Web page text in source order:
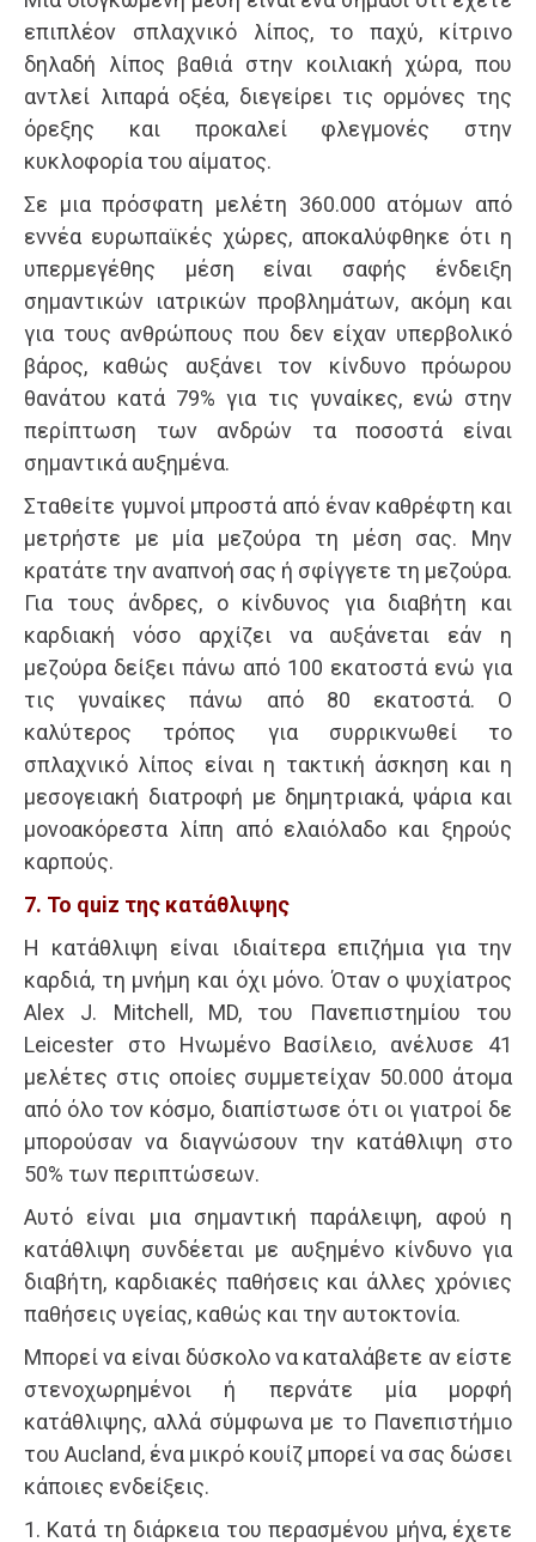
επιπλέον σπλαχνικό λίπος, το παχύ, κίτρινο
δηλαδή λίπος βαθιά στην κοιλιακή χώρα, που
αντλεί λιπαρά οξέα, διεγείρει τις ορμόνες της
όρεξης και προκαλεί φλεγμονές στην
κυκλοφορία του αίματος.
Σε μια πρόσφατη μελέτη 360.000 ατόμων από
εννέα ευρωπαϊκές χώρες, αποκαλύφθηκε ότι η
υπερμεγέθης μέση είναι σαφής ένδειξη
σημαντικών ιατρικών προβλημάτων, ακόμη και
για τους ανθρώπους που δεν είχαν υπερβολικό
βάρος, καθώς αυξάνει τον κίνδυνο πρόωρου
θανάτου κατά 79% για τις γυναίκες, ενώ στην
περίπτωση των ανδρών τα ποσοστά είναι
σημαντικά αυξημένα.
Σταθείτε γυμνοί μπροστά από έναν καθρέφτη και
μετρήστε με μία μεζούρα τη μέση σας. Μην
κρατάτε την αναπνοή σας ή σφίγγετε τη μεζούρα.
Για τους άνδρες, ο κίνδυνος για διαβήτη και
καρδιακή νόσο αρχίζει να αυξάνεται εάν η
μεζούρα δείξει πάνω από 100 εκατοστά ενώ για
τις γυναίκες πάνω από 80 εκατοστά. Ο
καλύτερος τρόπος για συρρικνωθεί το
σπλαχνικό λίπος είναι η τακτική άσκηση και η
μεσογειακή διατροφή με δημητριακά, ψάρια και
μονοακόρεστα λίπη από ελαιόλαδο και ξηρούς
καρπούς.
7. Το quiz της κατάθλιψης
Η κατάθλιψη είναι ιδιαίτερα επιζήμια για την
καρδιά, τη μνήμη και όχι μόνο. Όταν ο ψυχίατρος
Alex J. Mitchell, MD, του Πανεπιστημίου του
Leicester στο Ηνωμένο Βασίλειο, ανέλυσε 41
μελέτες στις οποίες συμμετείχαν 50.000 άτομα
από όλο τον κόσμο, διαπίστωσε ότι οι γιατροί δε
μπορούσαν να διαγνώσουν την κατάθλιψη στο
50% των περιπτώσεων.
Αυτό είναι μια σημαντική παράλειψη, αφού η
κατάθλιψη συνδέεται με αυξημένο κίνδυνο για
διαβήτη, καρδιακές παθήσεις και άλλες χρόνιες
παθήσεις υγείας, καθώς και την αυτοκτονία.
Μπορεί να είναι δύσκολο να καταλάβετε αν είστε
στενοχωρημένοι ή περνάτε μία μορφή
κατάθλιψης, αλλά σύμφωνα με το Πανεπιστήμιο
του Aucland, ένα μικρό κουίζ μπορεί να σας δώσει
κάποιες ενδείξεις.
1. Κατά τη διάρκεια του περασμένου μήνα, έχετε